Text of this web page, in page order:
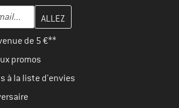
e-mail ici et créez votre compte client à la
de 5 €**
promos
à la liste d'envies